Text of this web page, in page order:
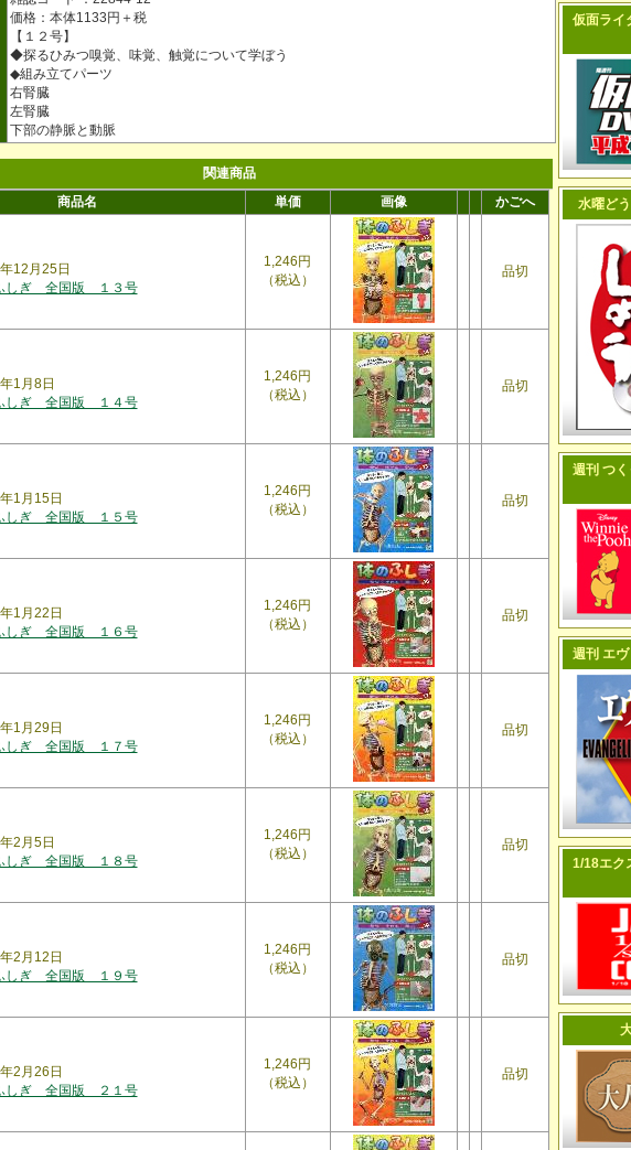
価格：本体1133円＋税
【１２号】
◆探るひみつ嗅覚、味覚、触覚について学ぼう
◆組み立てパーツ
右腎臓
左腎臓
下部の静脈と動脈
関連商品
商品名
単価 画像 かごへ
12月25日
しぎ 全国版 １３号
1,246円
（税込）
品切
1月8日
しぎ 全国版 １４号
1,246円
（税込）
品切
1月15日
しぎ 全国版 １５号
1,246円
（税込）
品切
1月22日
しぎ 全国版 １６号
1,246円
（税込）
品切
1月29日
しぎ 全国版 １７号
1,246円
（税込）
品切
2月5日
しぎ 全国版 １８号
1,246円
（税込）
品切
2月12日
しぎ 全国版 １９号
1,246円
（税込）
品切
2月26日
しぎ 全国版 ２１号
1,246円
（税込）
品切
仮面ライ
水曜ど
週刊 つ
週刊 エ
1/18エク